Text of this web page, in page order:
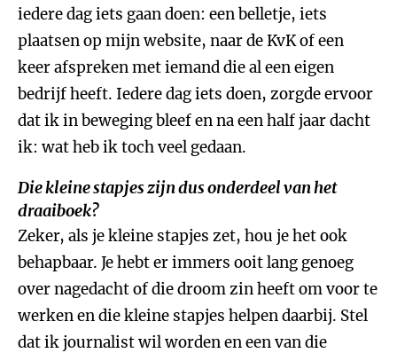
iedere dag iets gaan doen: een belletje, iets
plaatsen op mijn website, naar de KvK of een
keer afspreken met iemand die al een eigen
bedrijf heeft. Iedere dag iets doen, zorgde ervoor
dat ik in beweging bleef en na een half jaar dacht
ik: wat heb ik toch veel gedaan.
Die kleine stapjes zijn dus onderdeel van het
draaiboek?
Zeker, als je kleine stapjes zet, hou je het ook
behapbaar. Je hebt er immers ooit lang genoeg
over nagedacht of die droom zin heeft om voor te
werken en die kleine stapjes helpen daarbij. Stel
dat ik journalist wil worden en een van die